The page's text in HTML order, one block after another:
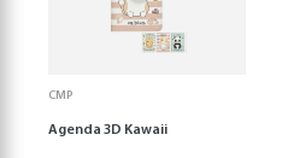
CMP
Agenda 3D Kawaii